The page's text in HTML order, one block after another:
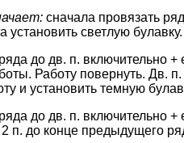
сначала провязать
светлую
до дв. п. включительно
Работу повернуть.
и установить темную
до дв. п. включительно
2 п. до конце